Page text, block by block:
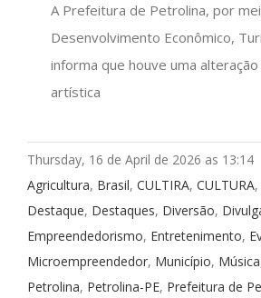
A Prefeitura de Petrolina, por
Desenvolvimento Econômico,
informa que houve uma
artística
Thursday, 16 de April de 2026 as 13:14
Agricultura, Brasil, CULTIRA, CULTURA,
Destaque, Destaques, Diversão,
Empreendedorismo, Entretenimento,
Microempreendedor, Município, Música
Petrolina, Petrolina-PE, Prefeitura de